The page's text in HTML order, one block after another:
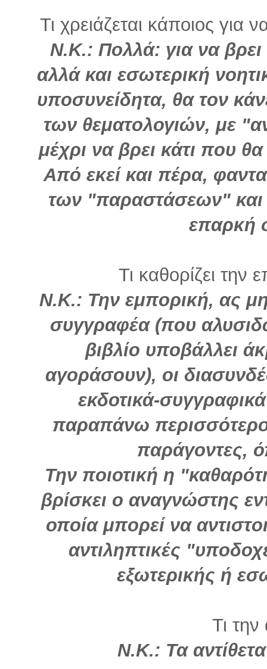
Τι χρειάζεται κάποιος για
Ν.Κ.: Πολλά: για να βρει
αλλά και εσωτερική
υποσυνείδητα, θα τον
των θεματολογιών, με
μέχρι να βρει κάτι που
Από εκεί και πέρα,
των "παραστάσεων"
επαρκή
Τι καθορίζει την
Ν.Κ.: Την εμπορική, ας
συγγραφέα (που
βιβλίο υποβάλλει
αγοράσουν), οι
εκδοτικά-
παραπάνω
παράγοντες,
Την ποιοτική η
βρίσκει ο αναγνώστης
οποία μπορεί να
αντιληπτικές
εξωτερικής ή
Τι
Ν.Κ.: Τα